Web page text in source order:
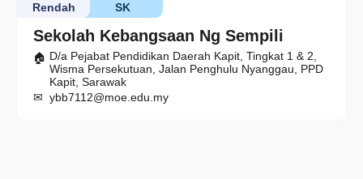
Sekolah Kebangsaan Ng Sempili
SK
Rendah
D/a Pejabat Pendidikan Daerah Kapit, Tingkat 1 & 2,
Wisma Persekutuan, Jalan Penghulu Nyanggau, PPD
Kapit, Sarawak
ybb7112@moe.edu.my